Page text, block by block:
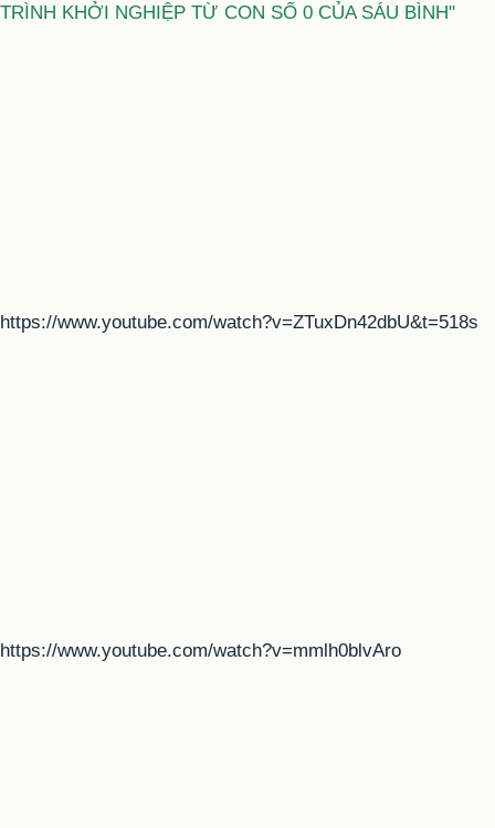
TRÌNH KHỞI NGHIỆP TỪ CON SỐ 0 CỦA SÁU BÌNH"
https://www.youtube.com/watch?v=ZTuxDn42dbU&t=518s
https://www.youtube.com/watch?v=mmlh0blvAro